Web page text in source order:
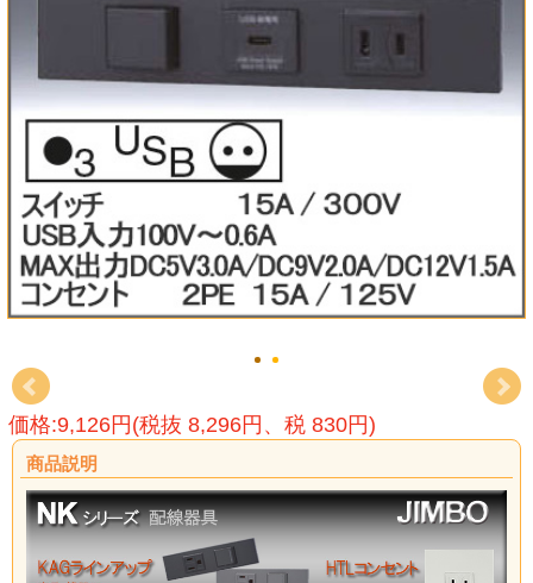
価格:9,126円(税抜 8,296円、税 830円)
商品説明